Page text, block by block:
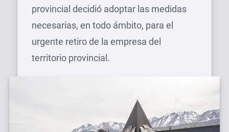
provincial decidió adoptar las medidas
necesarias, en todo ámbito, para el
urgente retiro de la empresa del
territorio provincial.